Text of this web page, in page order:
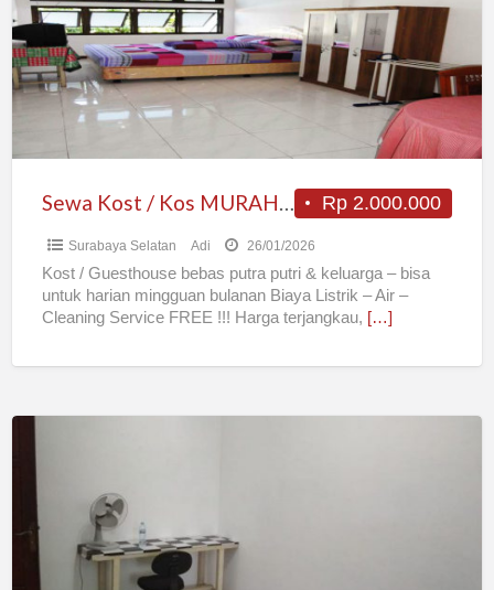
Kos
MURAH
BAGUS
NYAMAN
Surabaya
Barat
Harian
Bulanan
Rp 2.000.000
Sewa Kost / Kos MURAH BAGUS NYAMAN Surabaya Barat Harian Mingguan Bulanan
Surabaya Selatan Adi 26/01/2026
Kost / Guesthouse bebas putra putri & keluarga – bisa
untuk harian mingguan bulanan Biaya Listrik – Air –
Cleaning Service FREE !!! Harga terjangkau, […]
BERKAH